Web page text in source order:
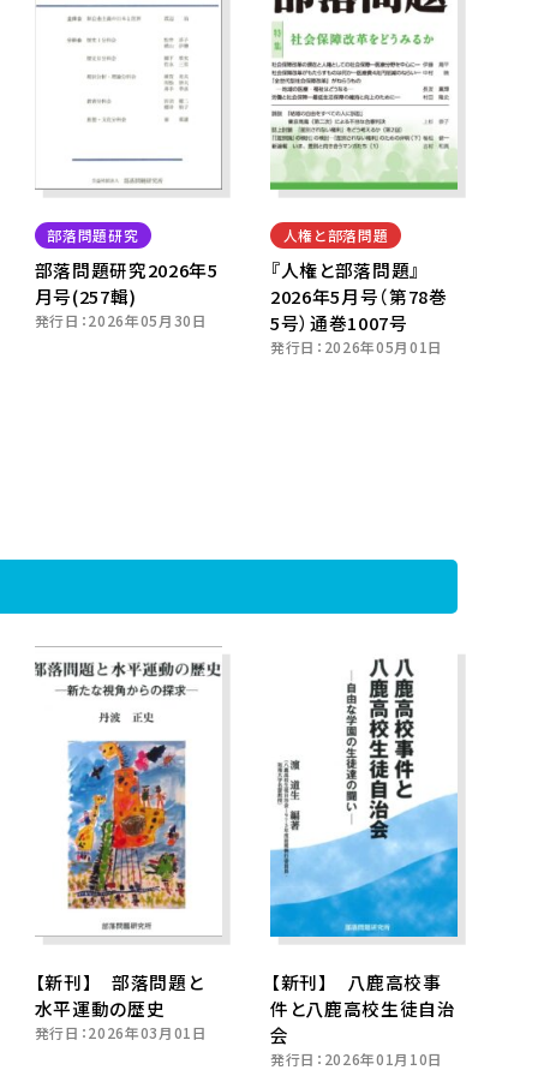
部落問題研究
部落問題研究2026年5
月号(257輯)
発行日：2026年05月30日
人権と部落問題
『人権と部落問題』
2026年5月号（第78巻
5号）通巻1007号
発行日： 2026年05月01日
【新刊】 部落問題と
水平運動の歴史
発行日：2026年03月01日
【新刊】 八鹿高校事
件と八鹿高校生徒自治
会
発行日： 2026年01月10日